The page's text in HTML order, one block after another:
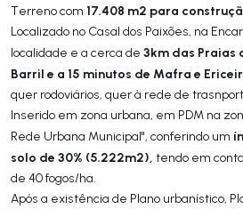
Terreno com 17.408 m2 para
Localizado no Casal dos Paixões, na
localidade e a cerca de 3km das Praias
Barril e a 15 minutos de Mafra e
quer rodoviários, quer à rede de
Inserido em zona urbana, em PDM na
Rede Urbana Municipal", conferindo um
solo de 30% (5.222m2), tendo em
de 40 fogos/ha.
Após a existência de Plano urbanístico,